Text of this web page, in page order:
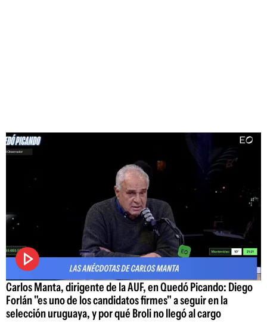
Carlos Manta, dirigente de la AUF, en Quedó Picando: Diego
Forlán "es uno de los candidatos firmes" a seguir en la
selección uruguaya, y por qué Broli no llegó al cargo